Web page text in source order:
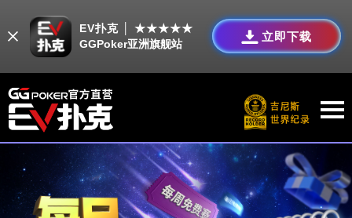
EV扑克 │ ★★★★★
GGPoker亚洲旗舰站
立即下载